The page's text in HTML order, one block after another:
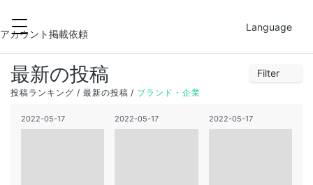
アカウント掲載依頼
Language
最新の投稿
4
5
6 7 8 9 10
11
18
19
20 21 22
26
27 30 31
7
15
16 17 18 19 20
21
Filter
投稿ランキング 最新の投稿 ブランド・企業
2022-05-17 2022-05-17 2022-05-17